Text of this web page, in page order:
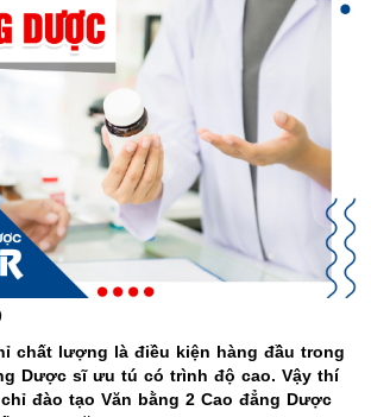
chất lượng là điều kiện hàng đầu trong
Dược sĩ ưu tú có trình độ cao. Vậy thí
đào tạo Văn bằng 2 Cao đẳng Dược